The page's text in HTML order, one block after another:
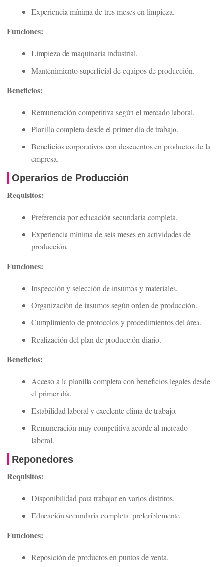
Experiencia mínima de tres meses en limpieza.
Funciones:
Limpieza de maquinaria industrial.
Mantenimiento superficial de equipos de producción.
Beneficios:
Remuneración competitiva según el mercado laboral.
Planilla completa desde el primer día de trabajo.
Beneficios corporativos con descuentos en productos de la
empresa.
Operarios de Producción
Requisitos:
Preferencia por educación secundaria completa.
Experiencia mínima de seis meses en actividades de
producción.
Funciones:
Inspección y selección de insumos y materiales.
Organización de insumos según orden de producción.
Cumplimiento de protocolos y procedimientos del área.
Realización del plan de producción diario.
Beneficios:
Acceso a la planilla completa con beneficios legales desde
el primer día.
Estabilidad laboral y excelente clima de trabajo.
Remuneración muy competitiva acorde al mercado
laboral.
Reponedores
Requisitos:
Disponibilidad para trabajar en varios distritos.
Educación secundaria completa, preferiblemente.
Funciones:
Reposición de productos en puntos de venta.